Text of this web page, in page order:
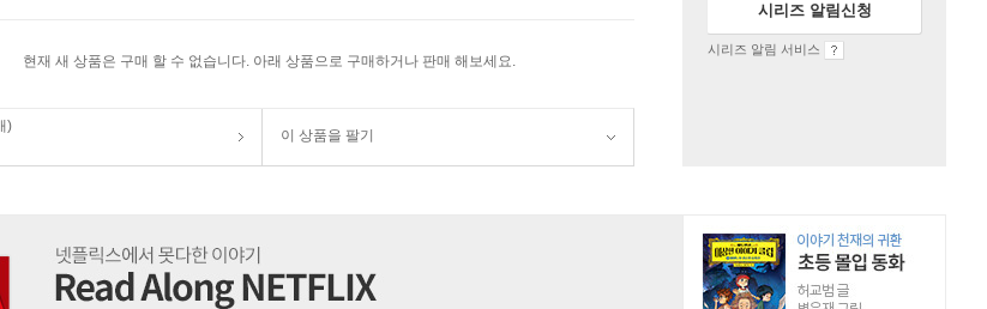
현재 새 상품은 구매 할 수 없습니다. 아래 상품으로 구매하거나 판매 해보세요.
)
이 상품을 팔기
시리즈 알림신청
시리즈 알림 서비스